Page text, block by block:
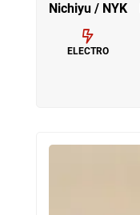
Nichiyu / NYK
ELECTRO